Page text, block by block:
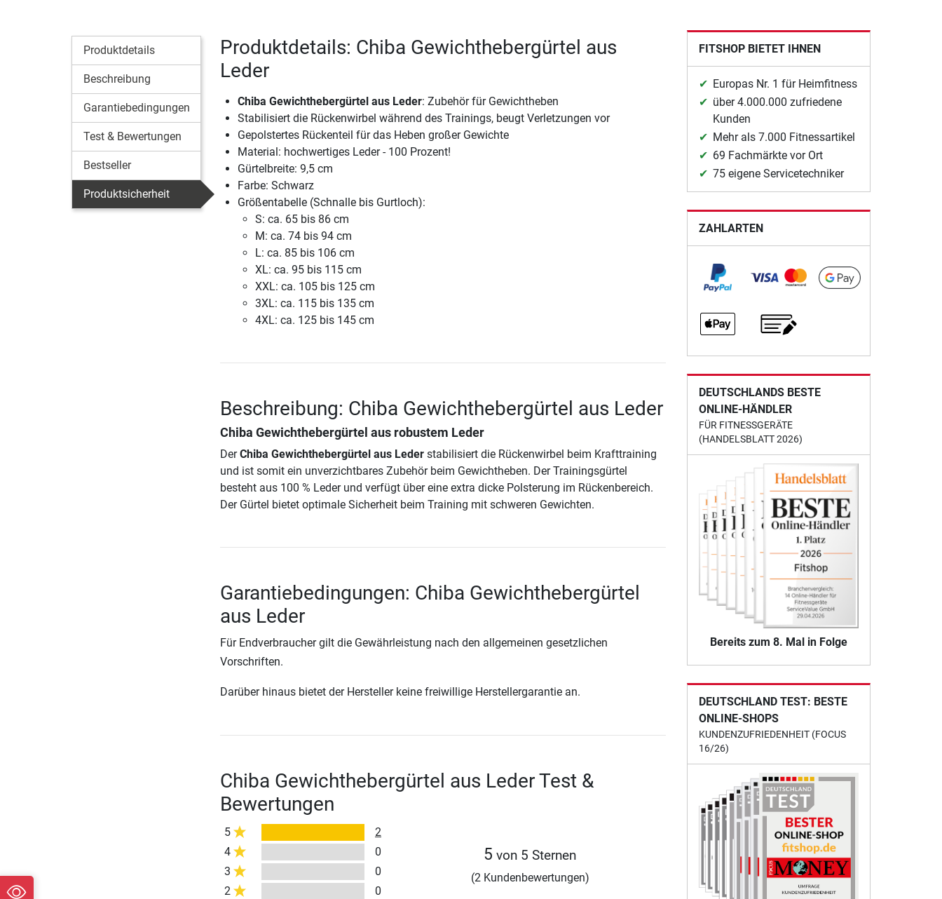
Produktdetails
Beschreibung
Garantiebedingungen
Test & Bewertungen
Bestseller
Produktsicherheit
Produktdetails: Chiba Gewichthebergürtel aus
Leder
Chiba Gewichthebergürtel aus Leder: Zubehör für Gewichtheben
Stabilisiert die Rückenwirbel während des Trainings, beugt Verletzungen vor
Gepolstertes Rückenteil für das Heben großer Gewichte
Material: hochwertiges Leder - 100 Prozent!
Gürtelbreite: 9,5 cm
Farbe: Schwarz
Größentabelle (Schnalle bis Gurtloch):
S: ca. 65 bis 86 cm
M: ca. 74 bis 94 cm
L: ca. 85 bis 106 cm
XL: ca. 95 bis 115 cm
XXL: ca. 105 bis 125 cm
3XL: ca. 115 bis 135 cm
4XL: ca. 125 bis 145 cm
Beschreibung: Chiba Gewichthebergürtel aus Leder
Chiba Gewichthebergürtel aus robustem Leder
DerChiba Gewichthebergürtel aus Lederstabilisiert die Rückenwirbel beim Krafttraining
und ist somit ein unverzichtbares Zubehör beim Gewichtheben. Der Trainingsgürtel
besteht aus 100 % Leder und verfügt über eine extra dicke Polsterung im Rückenbereich.
Der Gürtel bietet optimale Sicherheit beim Training mit schweren Gewichten.
Garantiebedingungen: Chiba Gewichthebergürtel
aus Leder
Für Endverbraucher gilt die Gewährleistung nach den allgemeinen gesetzlichen
Vorschriften.
Darüber hinaus bietet der Hersteller keine freiwillige Herstellergarantie an.
Chiba Gewichthebergürtel aus Leder Test &
Bewertungen
5
2
4
0
3
0
2
0
5 von 5 Sternen
(2 Kundenbewertungen)
FITSHOP BIETET IHNEN
Europas Nr. 1 für Heimfitness
über 4.000.000 zufriedene
Kunden
Mehr als 7.000 Fitnessartikel
69 Fachmärkte vor Ort
75 eigene Servicetechniker
ZAHLARTEN
DEUTSCHLANDS BESTE
ONLINE-HÄNDLER
FÜR FITNESSGERÄTE
(HANDELSBLATT 2026)
Bereits zum 8. Mal in Folge
DEUTSCHLAND TEST: BESTE
ONLINE-SHOPS
KUNDENZUFRIEDENHEIT (FOCUS
16/26)